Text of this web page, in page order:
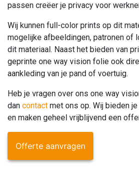
passen creëer je privacy voor
Wij kunnen full-color prints op dit
mogelijke afbeeldingen, patronen of
dit materiaal. Naast het bieden van
geprinte one way vision folie ook
aankleding van je pand of voertuig.
Heb je vragen over ons one way
dan contact met ons op. Wij bieden
en maken geheel vrijblijvend een
Offerte aanvragen